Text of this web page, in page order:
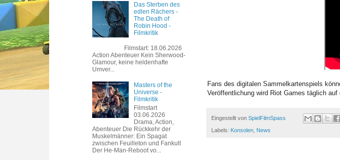
Fans des digitalen Sammelkartenspiels
Veröffentlichung wird Riot Games täglich
Eingestellt von SpielFilmSpass
Labels: Konsolen News
Das Sterben des
edlen Rächers -
The Death of
Robin Hood -
Filmkritik
Filmstart: 18.06.2026
Action Abenteuer Kein Sherwood-
Glamour, keine heldenhafte
Umver...
Masters of the
Universe -
Filmkritik
Filmstart
03.06.2026
Drama, Action,
Abenteuer Die Rückkehr der
Muskelmänner: Ein Spagat
zwischen Feuilleton und Fankult
Der He-Man-Reboot vo...